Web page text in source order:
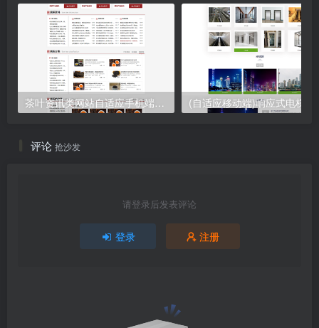
茶叶资讯类网站自适应手机端pbootcms模板 茶叶产品茶叶知识信息网站源码下载
评论 抢沙发
请登录后发表评论
登录 注册